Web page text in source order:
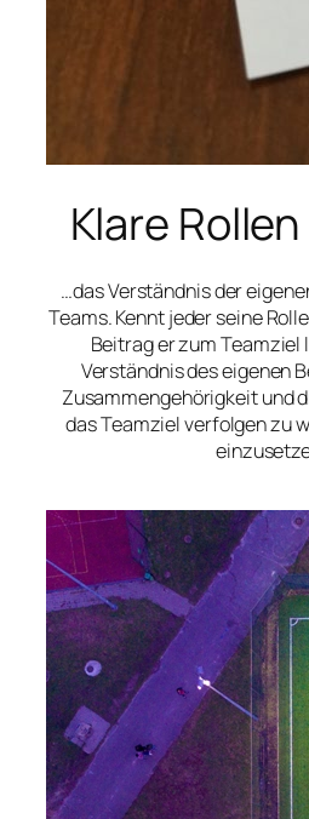
Klare
…das Verständnis der
Teams. Kennt jeder seine
Beitrag er zum Teamziel
Verständnis des eigenen
Zusammengehörigkeit und
das Teamziel verfolgen zu